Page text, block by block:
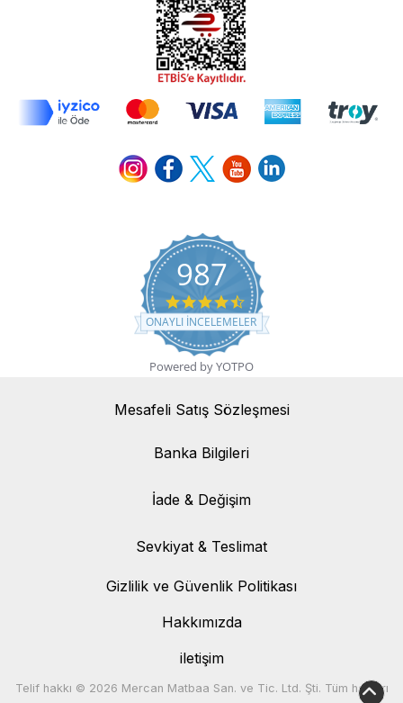
987
4.7 star rating
ONAYLI INCELEMELER
Powered by YOTPO
Mesafeli Satış Sözleşmesi
Banka Bilgileri
Banka Bilgileri
İade & Değişim
İade & Değişim
Sevkiyat & Teslimat
Sevkiyat & Teslimat
Gizlilik ve Güvenlik Politikası
Hakkımızda
iletişim
Telif hakkı © 2026 Mercan Matbaa San. ve Tic. Ltd. Şti. Tüm hakları